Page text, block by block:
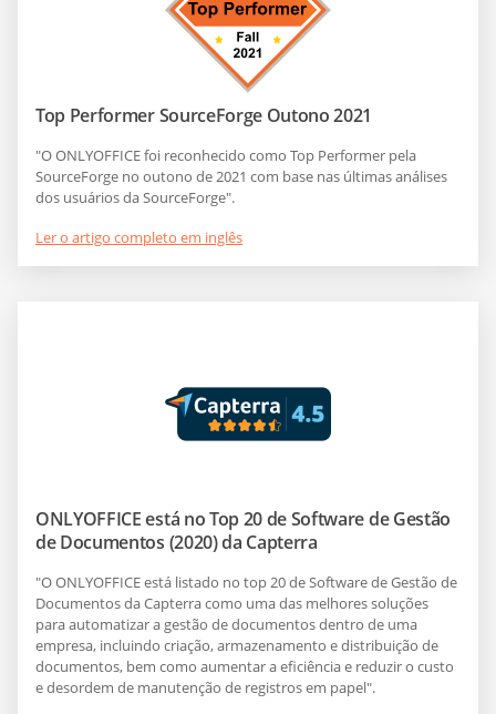
Top Performer SourceForge Outono 2021
"O ONLYOFFICE foi reconhecido como Top Performer pela
SourceForge no outono de 2021 com base nas últimas análises
dos usuários da SourceForge".
Ler o artigo completo em inglês
ONLYOFFICE está no Top 20 de Software de Gestão
de Documentos (2020) da Capterra
"O ONLYOFFICE está listado no top 20 de Software de Gestão de
Documentos da Capterra como uma das melhores soluções
para automatizar a gestão de documentos dentro de uma
empresa, incluindo criação, armazenamento e distribuição de
documentos, bem como aumentar a eficiência e reduzir o custo
e desordem de manutenção de registros em papel".